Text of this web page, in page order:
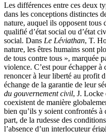
Les différences entre ces deux
dans les conceptions distinctes
nature, auquel ils opposent
qualifié d’état social ou d’état
social. Dans Le Léviathan, T.
nature, les êtres humains sont
de tous contre tous », marquée
violence. C’est pour échapper à
renoncer à leur liberté au profit
échange de la garantie de leur
du gouvernement civil, J. Locke
coexistent de manière
bien qu’ils y soient confrontés
part, de la rudesse des
l’absence d’un interlocuteur